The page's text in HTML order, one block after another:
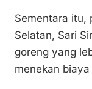
Sementara itu,
Selatan, Sari
goreng yang
menekan